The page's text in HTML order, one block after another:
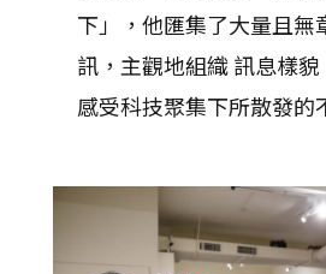
下」，他匯集了大量且無
訊，主觀地組織 訊息樣
感受科技聚集下所散發的